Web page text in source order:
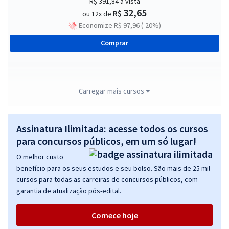
ou 12x de R$ 32,65
Economize R$ 97,96 (-20%)
Comprar
TRT 5ª Região (BA) - Tribunal Regional do Trabalho - Técnico Judiciário
(Módulo Especial) (Pré-Edital)
R$ 295,84à vista
ou 12x deR$ 24,65
Economize R$ 73,96 (-20%)
Comprar
TRT 5ª Região - Tribunal Regional do Trabalho da 5ª Região/BA -
Carregar mais cursos
Assinatura Ilimitada: acesse todos os cursos
para concursos públicos, em um só lugar!
O melhor custo
benefício para os seus estudos e seu bolso. São mais de 25 mil
cursos para todas as carreiras de concursos públicos, com
garantia de atualização pós-edital.
Comece hoje